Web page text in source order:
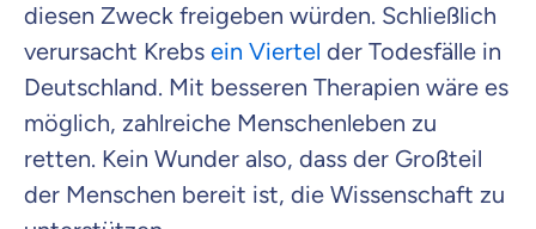
diesen Zweck freigeben würden. Schließlich
verursacht Krebs ein Viertel der Todesfälle in
Deutschland. Mit besseren Therapien wäre es
möglich, zahlreiche Menschenleben zu
retten. Kein Wunder also, dass der Großteil
der Menschen bereit ist, die Wissenschaft zu